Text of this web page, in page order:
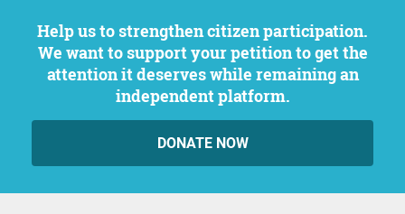
Help us to strengthen citizen participation.
We want to support your petition to get the
attention it deserves while remaining an
independent platform.
DONATE NOW